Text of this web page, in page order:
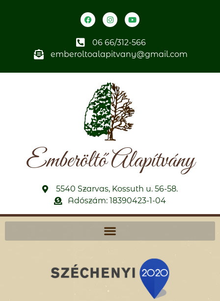
06 66/312-566
emberoltoalapitvany@gmail.com
Emberöltő Alapítvány
5540 Szarvas, Kossuth u. 56-58.
Adószám: 18390423-1-04